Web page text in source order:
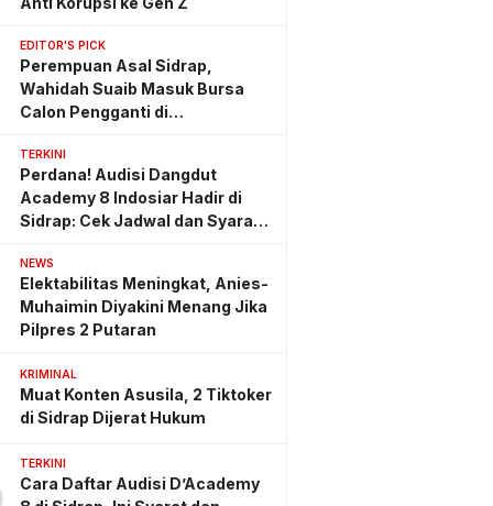
EDITOR'S PICK
Perempuan Asal Sidrap,
Wahidah Suaib Masuk Bursa
Calon Pengganti di
TERKINI
Perdana! Audisi Dangdut
Academy 8 Indosiar Hadir di
Sidrap: Cek Jadwal dan Syarat
NEWS
Elektabilitas Meningkat, Anies-
Muhaimin Diyakini Menang Jika
Pilpres 2 Putaran
KRIMINAL
Muat Konten Asusila, 2 Tiktoker
di Sidrap Dijerat Hukum
TERKINI
Cara Daftar Audisi D’Academy